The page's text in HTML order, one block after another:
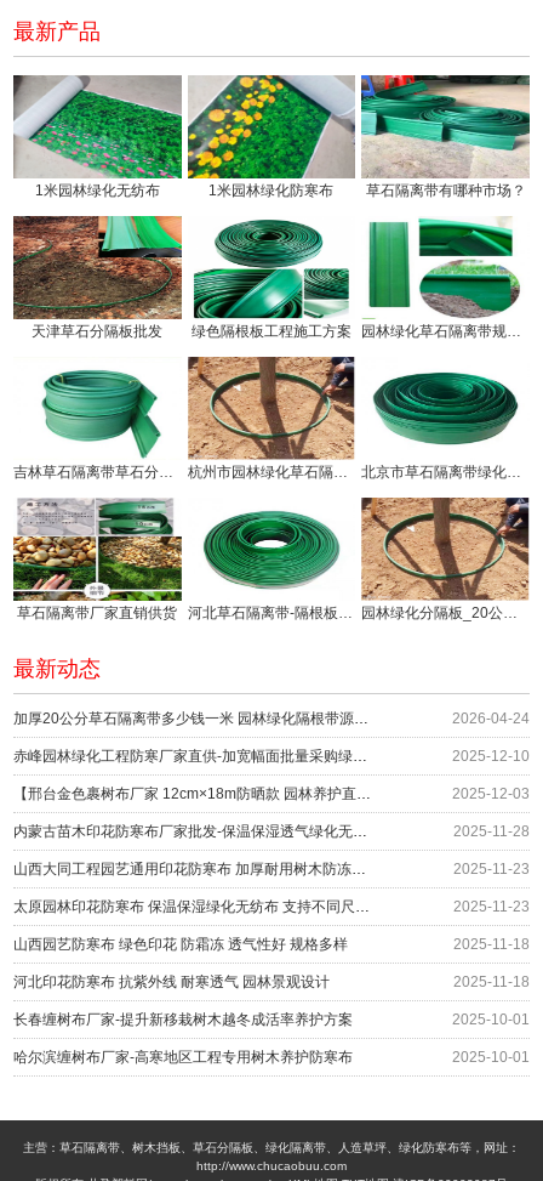
最新产品
1米园林绿化无纺布 1米园林绿化防寒布 草石隔离带有哪种市场？
天津草石分隔板批发 绿色隔根板工程施工方案 园林绿化草石隔离带规格有几种!
吉林草石隔离带草石分隔板生产厂家 杭州市园林绿化草石隔离带价钱! 北京市草石隔离带绿化分隔带厂家
草石隔离带厂家直销供货 河北草石隔离带-隔根板使用方法! 园林绿化分隔板_20公分草石隔离带厂家供应
最新动态
加厚20公分草石隔离带多少钱一米 园林绿化隔根带源头供应 2026-04-24
赤峰园林绿化工程防寒厂家直供-加宽幅面批量采购绿化防护 2025-12-10
【邢台金色裹树布厂家 12cm×18m防晒款 园林养护直供】 2025-12-03
内蒙古苗木印花防寒布厂家批发-保温保湿透气绿化无纺布围挡 2025-11-28
山西大同工程园艺通用印花防寒布 加厚耐用树木防冻绿布 冬季防护材料厂家 2025-11-23
太原园林印花防寒布 保温保湿绿化无纺布 支持不同尺寸定制 编织布生产厂家 2025-11-23
山西园艺防寒布 绿色印花 防霜冻 透气性好 规格多样 2025-11-18
河北印花防寒布 抗紫外线 耐寒透气 园林景观设计 2025-11-18
长春缠树布厂家-提升新移栽树木越冬成活率养护方案 2025-10-01
哈尔滨缠树布厂家-高寒地区工程专用树木养护防寒布 2025-10-01
主营：草石隔离带、树木挡板、草石分隔板、绿化隔离带、人造草坪、绿化防寒布等，网址：
http://www.chucaobuu.com